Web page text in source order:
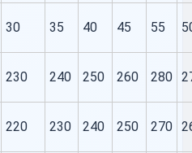
30 35 40 45 55
230 240 250 260 280
220 230 240 250 270